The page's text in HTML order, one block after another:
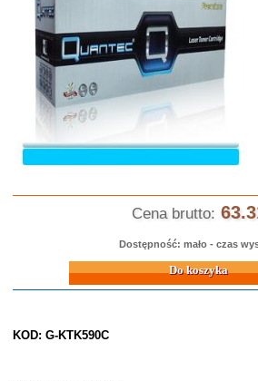
Cena brutto:
Dostępność: mało - czas
Do koszyka
KOD: G-KTK590C